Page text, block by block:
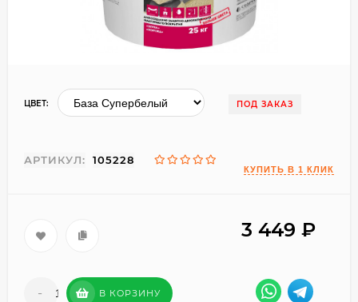
ЦВЕТ: ПОД ЗАКАЗ
АРТИКУЛ: 105228
3 449 ₽
- + В КОРЗИНУ